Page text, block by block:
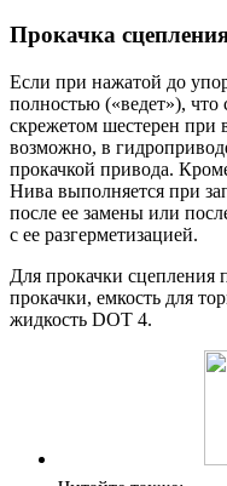
Прокачка
Если при нажатой до
полностью («ведет»),
скрежетом шестерен при
возможно, в
прокачкой привода.
Нива выполняется при
после ее замены или
с ее разгерметизацией.
Для прокачки сцепления
прокачки, емкость для
жидкость DOT 4.